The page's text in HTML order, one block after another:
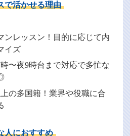
で活かせる理由
ンレッスン！目的に応じて内
イズ
〜夜9時台まで対応で多忙な
の多国籍！業界や役職に合
人におすすめ